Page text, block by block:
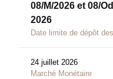
08/M/2026 et 08/
2026
Date limite de dépôt
24 juillet 2026
Marché Monétaire